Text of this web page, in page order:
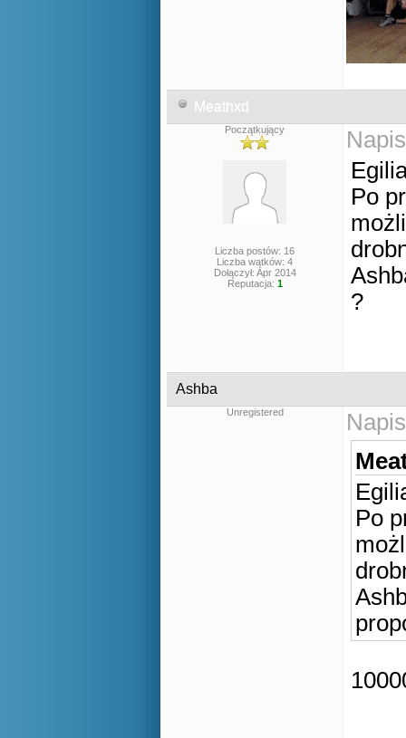
Meathxd
Początkujący
Liczba postów: 16
Liczba wątków: 4
Dołączył: Apr 2014
Reputacja: 1
Po
?
Ashba
Unregistered
Po